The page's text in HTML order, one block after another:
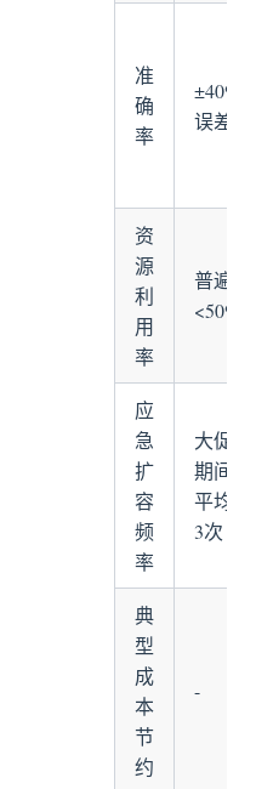
准
确
率
±40%
误差
资
源
利
用
率
普遍
<50%
应
急
扩
容
频
率
大促
期间
平均
3次
典
型
成
本
节
约
-